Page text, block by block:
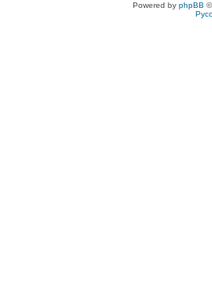
Powered by phpBB